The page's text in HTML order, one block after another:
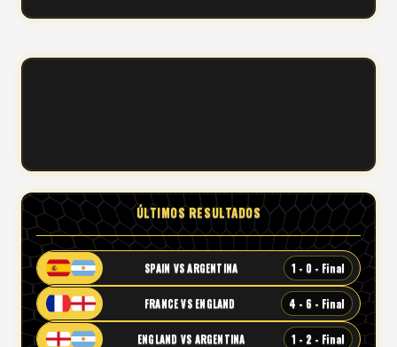
ÚLTIMOS RESULTADOS
SPAIN VS ARGENTINA 1 - 0 - Final
FRANCE VS ENGLAND 4 - 6 - Final
ENGLAND VS ARGENTINA 1 - 2 - Final